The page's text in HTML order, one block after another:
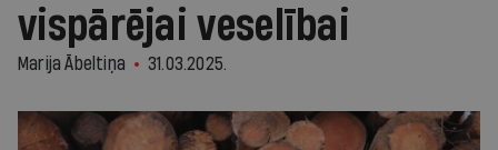
vispārējai veselībai
Marija Ābeltiņa 31.03.2025.